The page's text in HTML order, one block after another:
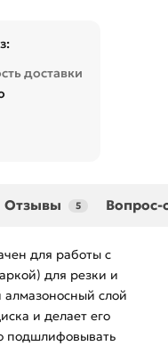
доставки
Отзывы 5 Вопрос-
для работы с
для резки и
слой
и делает его
подшлифовывать